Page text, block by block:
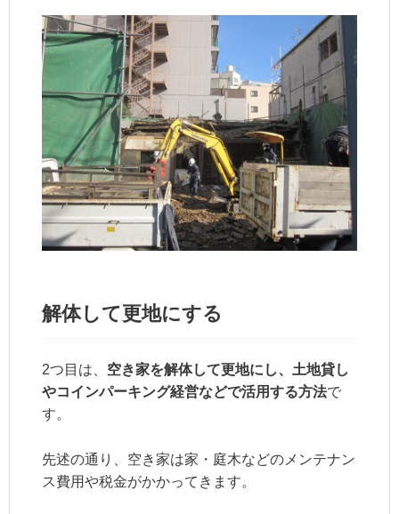
解体して更地にする
2つ目は、 空き家を解体して更地にし、土地貸し
やコインパーキング経営などで活用する方法で
す。
先述の通り、空き家は家・庭木などのメンテナン
ス費用や税金がかかってきます。